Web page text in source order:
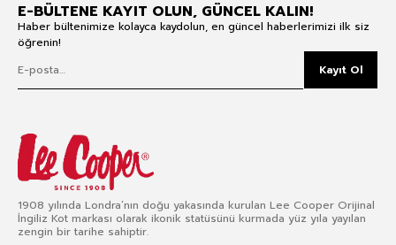
E-BÜLTENE KAYIT OLUN, GÜNCEL KALIN!
Haber bültenimize kolayca kaydolun, en güncel haberlerimizi ilk siz
öğrenin!
Kayıt Ol
1908 yılında Londra’nın doğu yakasında kurulan Lee Cooper Orijinal
İngiliz Kot markası olarak ikonik statüsünü kurmada yüz yıla yayılan
zengin bir tarihe sahiptir.